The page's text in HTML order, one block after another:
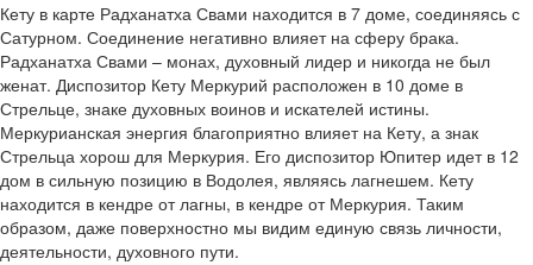
Кету в карте Радханатха Свами находится в 7 доме, соединяясь с
Сатурном. Соединение негативно влияет на сферу брака.
Радханатха Свами – монах, духовный лидер и никогда не был
женат. Диспозитор Кету Меркурий расположен в 10 доме в
Стрельце, знаке духовных воинов и искателей истины.
Меркурианская энергия благоприятно влияет на Кету, а знак
Стрельца хорош для Меркурия. Его диспозитор Юпитер идет в 12
дом в сильную позицию в Водолея, являясь лагнешем. Кету
находится в кендре от лагны, в кендре от Меркурия. Таким
образом, даже поверхностно мы видим единую связь личности,
деятельности, духовного пути.